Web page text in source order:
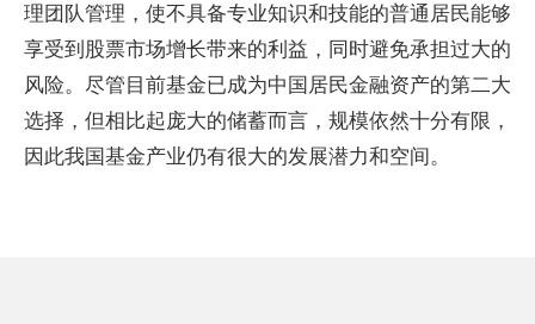
理团队管理，使不具备专业知识和技能的普通居民能够
享受到股票市场增长带来的利益，同时避免承担过大的
风险。尽管目前基金已成为中国居民金融资产的第二大
选择，但相比起庞大的储蓄而言，规模依然十分有限，
因此我国基金产业仍有很大的发展潜力和空间。